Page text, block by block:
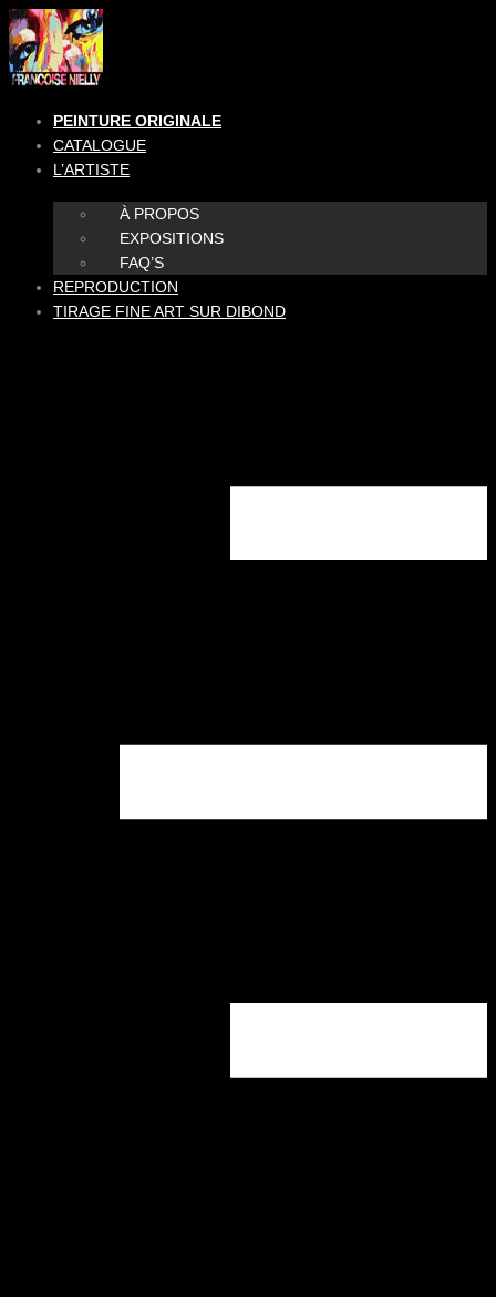
Aller
au
contenu
PEINTURE ORIGINALE
CATALOGUE
L’ARTISTE
À PROPOS
EXPOSITIONS
FAQ’S
REPRODUCTION
TIRAGE FINE ART SUR DIBOND